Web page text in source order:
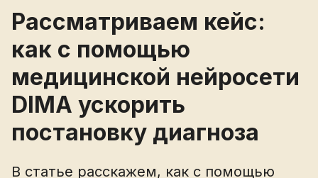
Рассматриваем кейс:
как с помощью
медицинской нейросети
DIMA ускорить
постановку диагноза
В статье расскажем, как с помощью